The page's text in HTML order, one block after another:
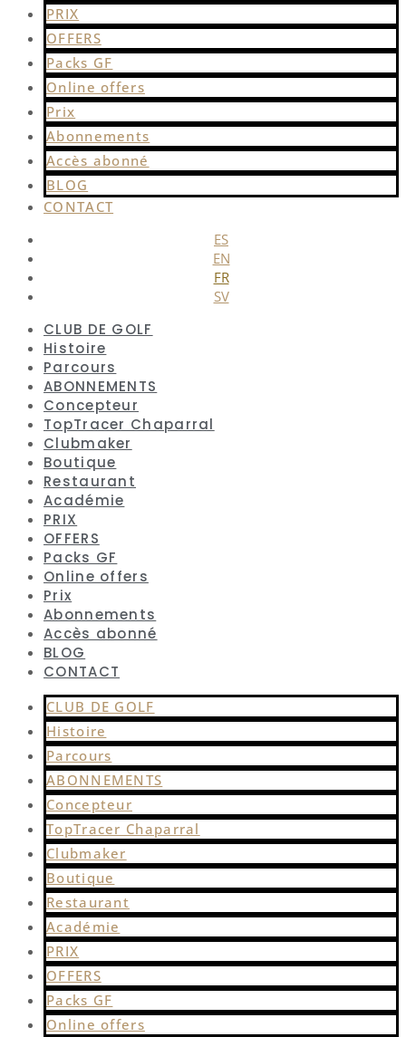
PRIX
OFFERS
Packs GF
Online offers
Prix
Abonnements
Accès abonné
BLOG
CONTACT
ES
EN
FR
SV
CLUB DE GOLF
Histoire
Parcours
ABONNEMENTS
Concepteur
TopTracer Chaparral
Clubmaker
Boutique
Restaurant
Académie
PRIX
OFFERS
Packs GF
Online offers
Prix
Abonnements
Accès abonné
BLOG
CONTACT
CLUB DE GOLF
Histoire
Parcours
ABONNEMENTS
Concepteur
TopTracer Chaparral
Clubmaker
Boutique
Restaurant
Académie
PRIX
OFFERS
Packs GF
Online offers